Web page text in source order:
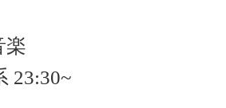
楽
23:30~